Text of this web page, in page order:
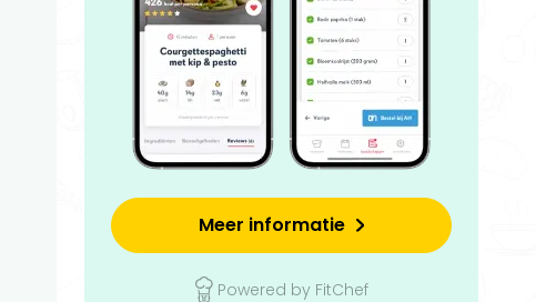
Meer informatie
Powered by FitChef